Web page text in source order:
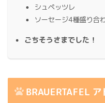
シュペッツレ
ソーセージ4種盛り合
ごちそうさまでした！
BRAUERTAFEL